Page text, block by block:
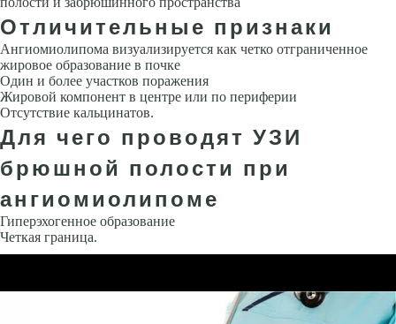
Отличительные признаки
Ангиомиолипома визуализируется как четко отграниченное
жировое образование в почке
Один и более участков поражения
Жировой компонент в центре или по периферии
Отсутствие кальцинатов.
Для чего проводят УЗИ
брюшной полости при
ангиомиолипоме
Гиперэхогенное образование
Четкая граница.